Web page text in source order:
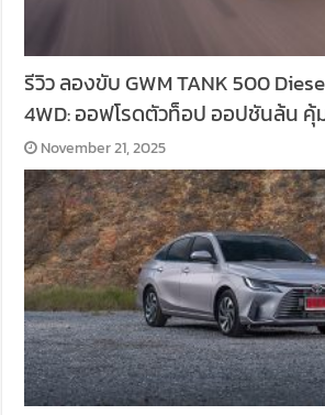
รีวิว ลองขับ GWM TANK 500
4WD: ออฟโรดตัวท็อป ออปชันล้น คุ้
November 21, 2025